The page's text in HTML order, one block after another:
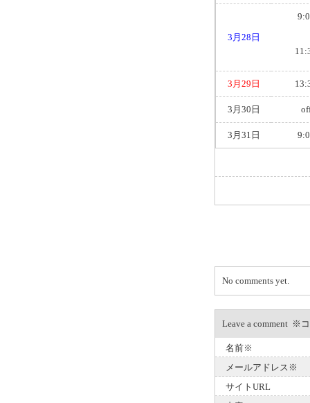
3月28日
3月29日
3月30日
3月31日
No comments yet.
Leave a comment ※
名前※
メールアドレス※
サイトURL